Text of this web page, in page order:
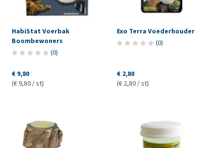
HabiStat Voerbak
Boombewoners
(0)
€ 9,80
(€ 9,80 / st)
Exo Terra Voederhouder
(0)
€ 2,80
(€ 2,80 / st)